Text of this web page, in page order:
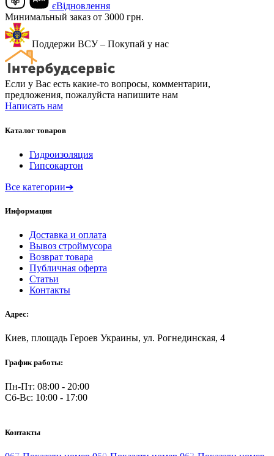
єВідновлення
Минимальный заказ от 3000 грн.
Поддержи ВСУ – Покупай у нас
Если у Вас есть какие-то вопросы, комментарии,
предложения, пожалуйста напишите нам
Написать нам
Каталог товаров
Гидроизоляция
Гипсокартон
Все категории➔
Информация
Доставка и оплата
Вывоз строймусора
Возврат товара
Публичная оферта
Статьи
Контакты
Адрес:
Киев, площадь Героев Украины, ул. Рогнединская, 4
График работы:
Пн-Пт: 08:00 - 20:00
Сб-Вс: 10:00 - 17:00
Контакты